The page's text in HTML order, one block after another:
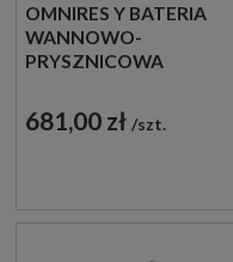
OMNIRES Y BATERIA
WANNOWO-
PRYSZNICOWA
TERMOSTATEM CHROM
POŁYSK Y1236-NCR
681,00 zł szt.